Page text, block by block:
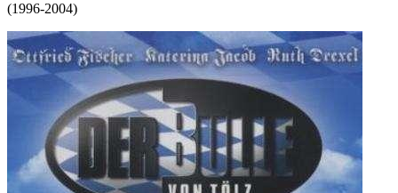
(1996-2004)